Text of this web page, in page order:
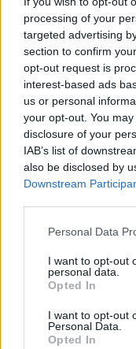
processing of your
targeted advertising
section to confirm
opt-out request is
interest-based ads
us or personal
your opt-out. You
disclosure of your
IAB’s list of
also be disclosed by
Downstream
Personal Data
I want to opt-out
personal data.
Opted In
I want to opt-out
Personal Data.
Opted In
επηρεάσει τόσο
υπάρχοντα
τρόφιμα που
ρυθμίζουν
Οι
Η φλεγμονή
Η υγεία του
Η
Οι ερευνητές
πλέον καμία
να επηρεάσει
προτεραιότητα
τρόφιμα. Τα
θερμίδες,
καταναλώνονται